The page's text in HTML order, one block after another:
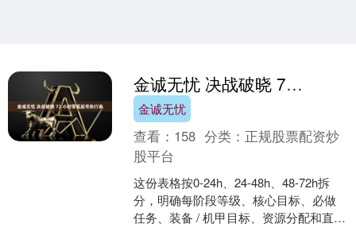
金诚无忧 决战破晓 72 小时零氪起号执行表
金诚无忧
查看： 158 分类： 正规股票配资炒
股平台
这份表格按0-24h、24-48h、48-72h拆
分，明确每阶段等级、核心目标、必做
任务、装备 / 机甲目标、资源分配和直播